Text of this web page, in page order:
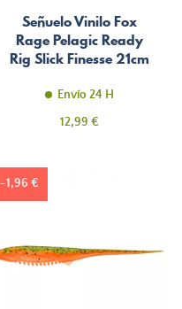
Señuelo Vinilo Fox
Rage Pelagic Ready
Rig Slick Finesse 21cm
Envío 24 H
Precio
12,99 €
-1,96 €